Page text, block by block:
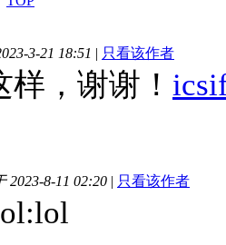
3-21 18:51 | 只看该作者
，谢谢！
2023-8-11 02:20 | 只看该作者